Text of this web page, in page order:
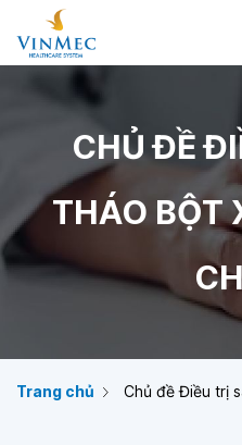
CHỦ ĐỀ
THÁO BỘT
Trang chủ Chủ đề Điều trị